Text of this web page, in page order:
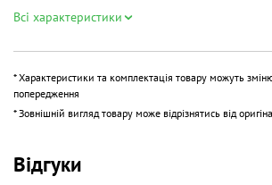
Дозвіл
Кількість кнопок
2
Всі характеристики
* Характеристики та комплектація товару можуть
попередження
* Зовнішній вигляд товару може відрізнятись від
Відгуки